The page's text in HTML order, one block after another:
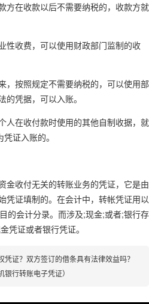
在收款以后不需要纳税的，收款方就
收费，可以使用财政部门监制的收
按照规定不需要纳税的，可以使用部
凭据，可以入账。
在收付款时使用的其他自制收据，就
证入账的。
收付无关的转账业务的凭证，它是由
凭证填制的。在会计中，转帐凭证用以
的会计分录。而涉及;现金;或者;银行存
凭证或者银行凭证。
证？双方签订的借条具有法律效益吗？
行转账电子凭证）